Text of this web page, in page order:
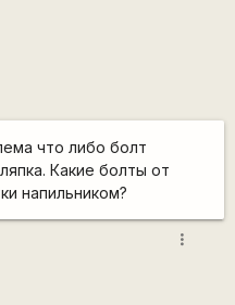
что либо болт
Какие болты от
напильником?
more_vert